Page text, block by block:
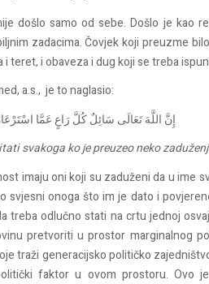
došlo samo odsebe.Došlo je kao
zadacima.Čovjekkoji preuzme bilo
iteret,iobavezaidug koji setreba
a.s., jetonaglasio:
إِنَّ اللَّهَ تَعَالَى سَائِلٌ كُلَّ رَاعٍ عَمَّا
svakoga ko je preuzeo neko z
imaju oni koji su zaduženi da u ime
o svjesni onoga što imje dato i
treba odlučno stati na crtu jednoj
pretvoriti uprostor marginalnog
traži generacijskopolitičko zajedništv
faktor u ovom prostoru. Ovo